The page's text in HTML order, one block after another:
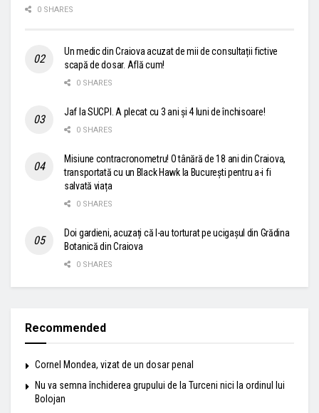
0 SHARES
Un medic din Craiova acuzat de mii de consultații fictive
scapă de dosar. Află cum!
0 SHARES
Jaf la SUCPI. A plecat cu 3 ani și 4 luni de închisoare!
0 SHARES
Misiune contracronometru! O tânără de 18 ani din Craiova,
transportată cu un Black Hawk la București pentru a-i fi
salvată viața
0 SHARES
Doi gardieni, acuzați că l-au torturat pe ucigașul din Grădina
Botanică din Craiova
0 SHARES
Recommended
Cornel Mondea, vizat de un dosar penal
Nu va semna închiderea grupului de la Turceni nici la ordinul lui
Bolojan